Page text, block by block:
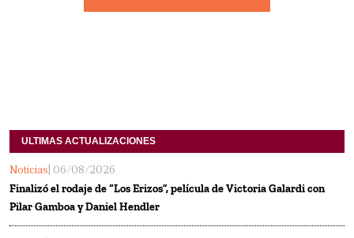
ULTIMAS ACTUALIZACIONES
Noticias | 06/08/2026
Finalizó el rodaje de “Los Erizos”, película de Victoria Galardi con
Pilar Gamboa y Daniel Hendler